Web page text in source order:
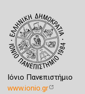
Ιόνιο Πανεπιστήμιο
www.ionio.gr